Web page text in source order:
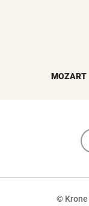
MOZART
© Krone